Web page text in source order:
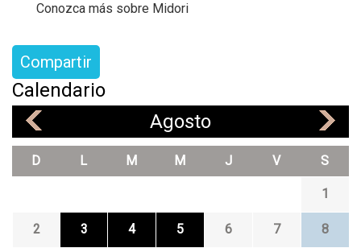
Conozca más sobre Midori
Compartir
Calendario
Agosto
D L M M J V S
1
2 3 4 5 6 7 8